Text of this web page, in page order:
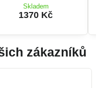
Skladem
1370 Kč
zákazníků